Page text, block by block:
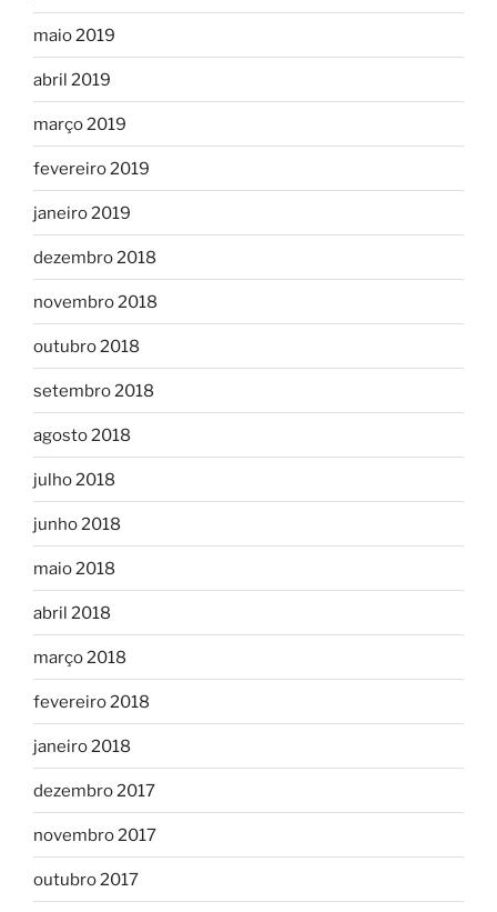
maio 2019
abril 2019
março 2019
fevereiro 2019
janeiro 2019
dezembro 2018
novembro 2018
outubro 2018
setembro 2018
agosto 2018
julho 2018
junho 2018
maio 2018
abril 2018
março 2018
fevereiro 2018
janeiro 2018
dezembro 2017
novembro 2017
outubro 2017